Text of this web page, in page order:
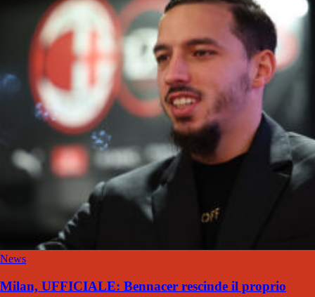
News
Milan, UFFICIALE: Bennacer rescinde il proprio